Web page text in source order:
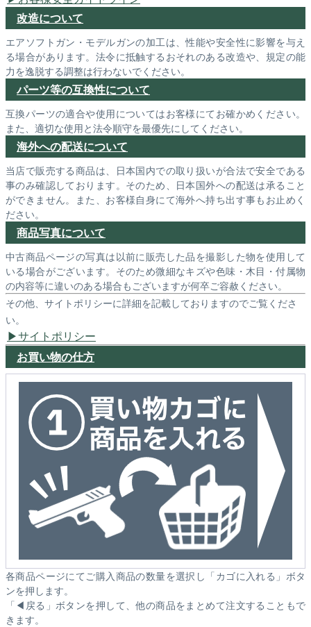
改造について
エアソフトガン・モデルガンの加工は、性能や安全性に影響を与え
る場合があります。法令に抵触するおそれのある改造や、規定の能
力を逸脱する調整は行わないでください。
パーツ等の互換性について
互換パーツの適合や使用についてはお客様にてお確かめください。
また、適切な使用と法令順守を最優先にしてください。
海外への配送について
当店で販売する商品は、日本国内での取り扱いが合法で安全である
事のみ確認しております。そのため、日本国外への配送は承ること
ができません。また、お客様自身にて海外へ持ち出す事もお止めく
ださい。
商品写真について
中古商品ページの写真は以前に販売した品を撮影した物を使用して
いる場合がございます。そのため微細なキズや色味・木目・付属物
の内容等に違いのある場合もございますが何卒ご容赦ください。
その他、サイトポリシーに詳細を記載しておりますのでご覧くださ
い。
サイトポリシー
お買い物の仕方
各商品ページにてご購入商品の数量を選択し「カゴに入れる」ボタ
ンを押します。
「◀戻る」ボタンを押して、他の商品をまとめて注文することもで
きます。